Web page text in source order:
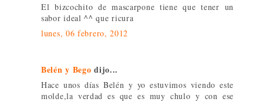
El bizcochito de mascarpone tiene que tener un
sabor ideal ^^ que ricura
lunes, 06 febrero, 2012
Belén y Bego dijo...
Hace unos días Belén y yo estuvimos viendo este
molde,la verdad es que es muy chulo y con ese